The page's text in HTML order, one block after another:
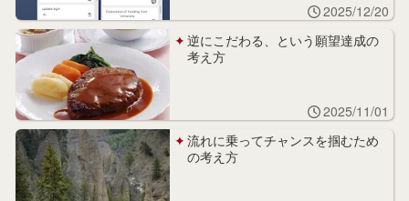
2025/12/20
逆にこだわる、という願望達成の
考え方
2025/11/01
流れに乗ってチャンスを掴むため
の考え方